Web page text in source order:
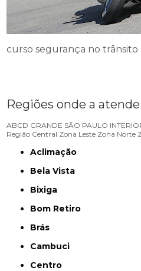
curso segurança no trânsito
Regiões onde a atende
ABCD GRANDE SÃO PAULO
Região Central Zona Leste Zona Norte
Aclimação
Bela Vista
Bixiga
Bom Retiro
Brás
Cambuci
Centro